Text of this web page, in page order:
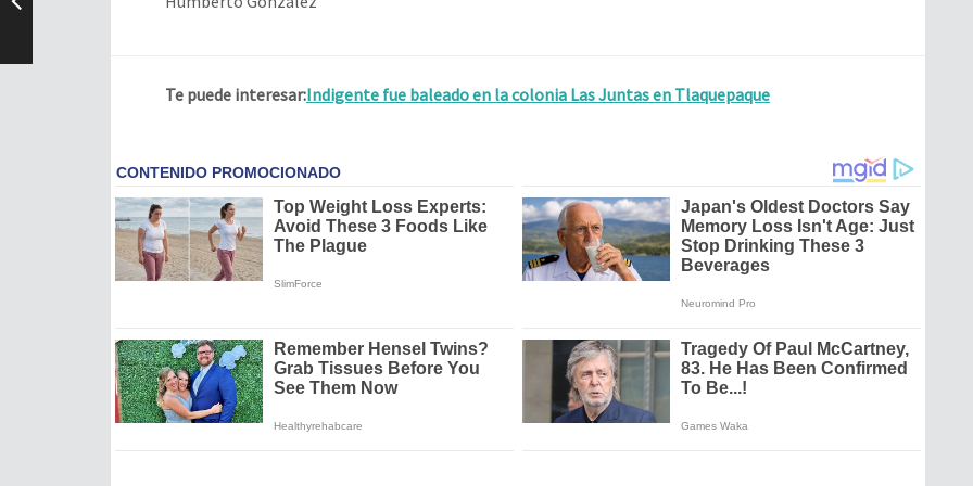
Te puede interesar:Indigente fue baleado en la colonia Las Juntas en Tlaquepaque